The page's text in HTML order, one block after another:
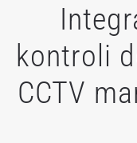
kontroli
CCTV